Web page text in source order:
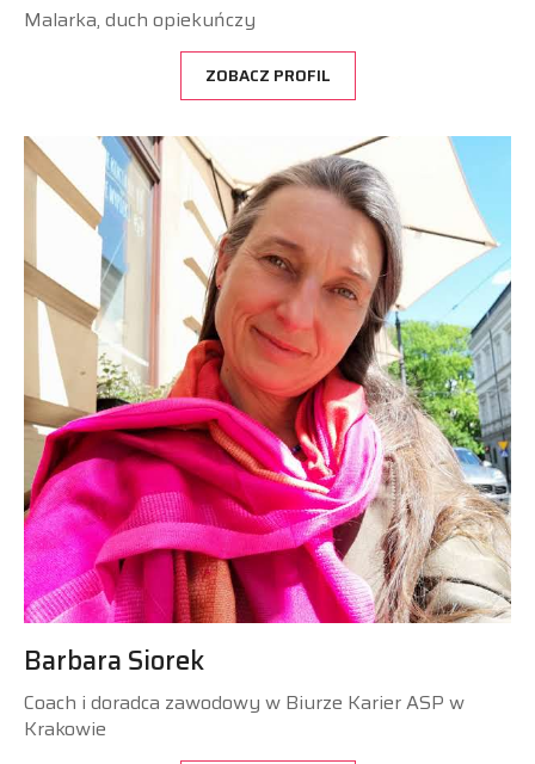
Malarka, duch opiekuńczy
ZOBACZ PROFIL
Barbara Siorek
Coach i doradca zawodowy w Biurze Karier ASP w
Krakowie